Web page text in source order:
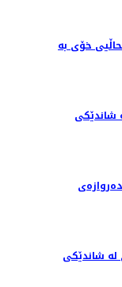
خۆی بە
شاندێکی
شاندێکی